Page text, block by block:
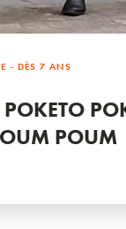
- DÈS 7 ANS
POUM